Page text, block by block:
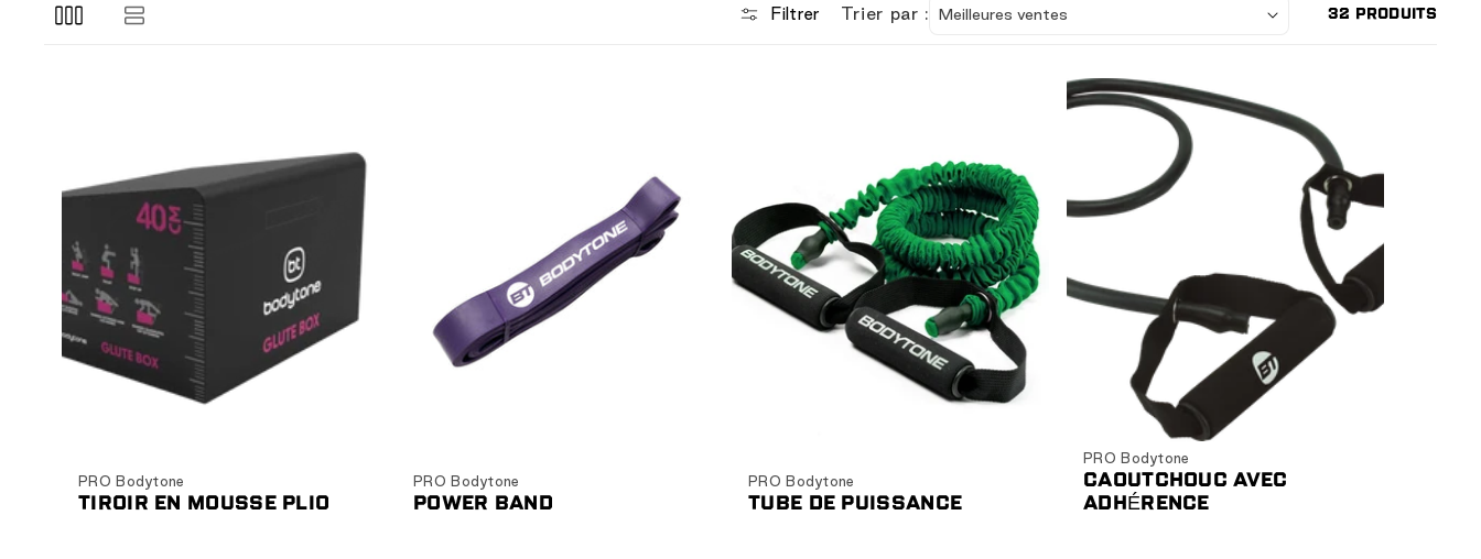
Filtrer Trier par : 32 PRODUITS
PRO Bodytone
TIROIR EN MOUSSE PLIO
PRO Bodytone
POWER BAND
PRO Bodytone
TUBE DE PUISSANCE
Ajouter au panier
PRO Bodytone
CAOUTCHOUC AVEC
ADHÉRENCE